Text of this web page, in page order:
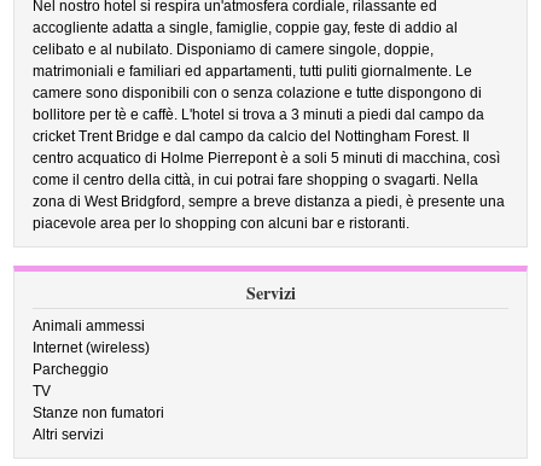
Nel nostro hotel si respira un'atmosfera cordiale, rilassante ed
accogliente adatta a single, famiglie, coppie gay, feste di addio al
celibato e al nubilato. Disponiamo di camere singole, doppie,
matrimoniali e familiari ed appartamenti, tutti puliti giornalmente. Le
camere sono disponibili con o senza colazione e tutte dispongono di
bollitore per tè e caffè. L'hotel si trova a 3 minuti a piedi dal campo da
cricket Trent Bridge e dal campo da calcio del Nottingham Forest. Il
centro acquatico di Holme Pierrepont è a soli 5 minuti di macchina, così
come il centro della città, in cui potrai fare shopping o svagarti. Nella
zona di West Bridgford, sempre a breve distanza a piedi, è presente una
piacevole area per lo shopping con alcuni bar e ristoranti.
Servizi
Animali ammessi
Internet (wireless)
Parcheggio
TV
Stanze non fumatori
Altri servizi